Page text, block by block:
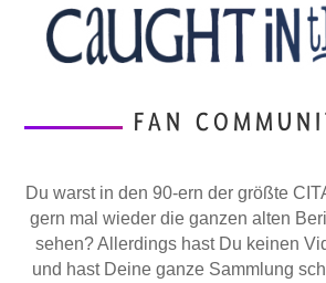
FAN
Du warst in den 90-ern der größte
gern mal wieder die ganzen alten
sehen? Allerdings hast Du keinen
und hast Deine ganze Sammlung